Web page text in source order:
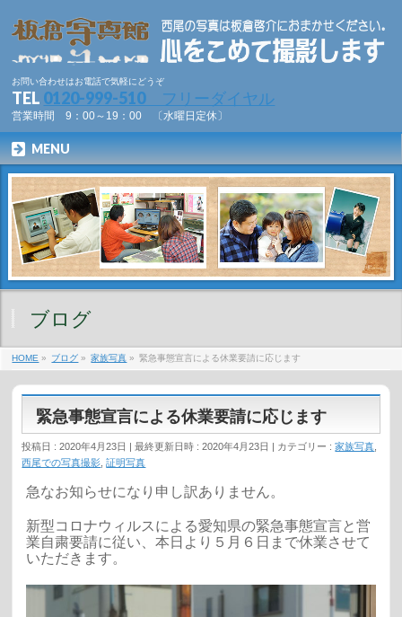
お問い合わせはお電話で気軽にどうぞ
TEL 0120-999-510 フリーダイヤル
営業時間 9：00～19：00 〔水曜日定休〕
MENU
ブログ
HOME » ブログ » 家族写真 » 緊急事態宣言による休業要請に応じます
緊急事態宣言による休業要請に応じます
投稿日 : 2020年4月23日 最終更新日時 : 2020年4月23日 カテゴリー :家族写真
西尾での写真撮影 ,証明写真
急なお知らせになり申し訳ありません。
新型コロナウィルスによる愛知県の緊急事態宣言と営
業自粛要請に従い、本日より５月６日まで休業させて
いただきます。